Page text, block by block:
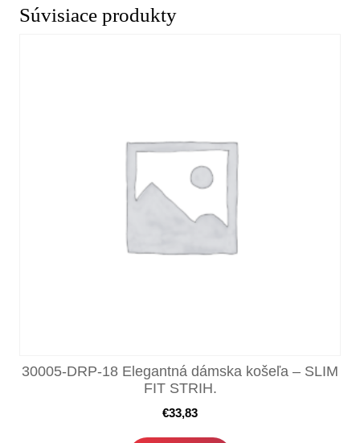
Súvisiace produkty
30005-DRP-18 Elegantná dámska košeľa – SLIM
FIT STRIH.
€33,83